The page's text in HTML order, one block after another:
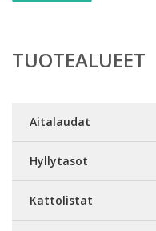
TUOTEALUEET
Aitalaudat
Hyllytasot
Kattolistat